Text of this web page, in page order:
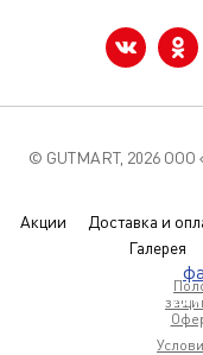
улучшить сайт
© GUTMART, 2026 ООО
Акции
Доставка и
Галерея